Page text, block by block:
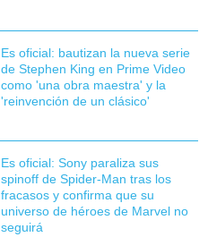
Es oficial: bautizan la nueva serie
de Stephen King en Prime Video
como 'una obra maestra' y la
'reinvención de un clásico'
Es oficial: Sony paraliza sus
spinoff de Spider-Man tras los
fracasos y confirma que su
universo de héroes de Marvel no
seguirá